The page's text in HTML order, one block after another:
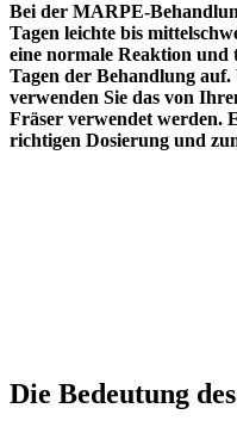
Bei der MARPE-
Tagen leichte bis
eine normale Reaktion und
Tagen der Behandlung
verwenden Sie das von
Fräser verwendet werden.
richtigen Dosierung und
Die Bedeutung